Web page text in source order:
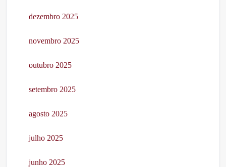
dezembro 2025
novembro 2025
outubro 2025
setembro 2025
agosto 2025
julho 2025
junho 2025